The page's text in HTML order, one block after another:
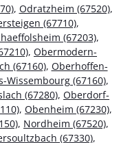
, Odratzheim (67520),
(67710),
(67203),
, Obermodern-
(67160), Oberhoffen-
Wissembourg (67160),
(67280), Oberdorf-
, Obenheim (67230),
, Nordheim (67520),
(67330),